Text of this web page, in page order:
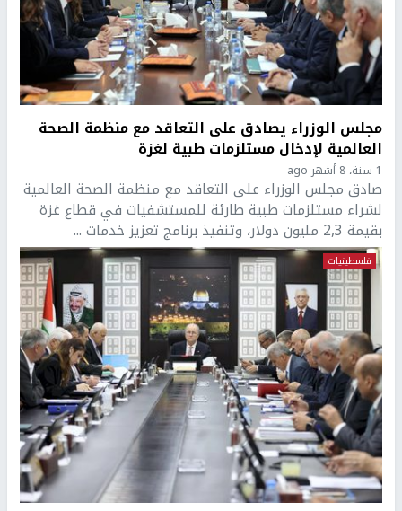
مجلس الوزراء يصادق على التعاقد مع منظمة الصحة
العالمية لإدخال مستلزمات طبية لغزة
1 سنة، 8 أشهر ago
صادق مجلس الوزراء على التعاقد مع منظمة الصحة العالمية
لشراء مستلزمات طبية طارئة للمستشفيات في قطاع غزة
بقيمة 2,3 مليون دولار، وتنفيذ برنامج تعزيز خدمات ...
فلسطينيات